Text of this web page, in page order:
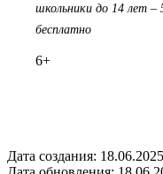
школьники до 14 лет –
бесплатно
6+
Дата создания: